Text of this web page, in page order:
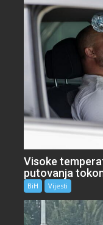
Visoke
putovanja
BiH Vijesti